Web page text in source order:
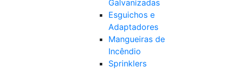
Galvanizadas
Esguichos e
Adaptadores
Mangueiras de
Incêndio
Sprinklers